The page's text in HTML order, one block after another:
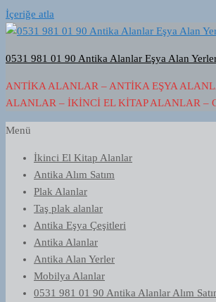
İçeriğe atla
0531 981 01 90 Antika Alanlar Eşya Alan
ANTIKA ALANLAR – ANTIKA EŞYA
ALANLAR – İKINCI EL KITAP ALANLAR –
Menü
İkinci El Kitap Alanlar
Antika Alım Satım
Plak Alanlar
Taş plak alanlar
Antika Eşya Çeşitleri
Antika Alanlar
Antika Alan Yerler
Mobilya Alanlar
0531 981 01 90 Antika Alanlar Alım